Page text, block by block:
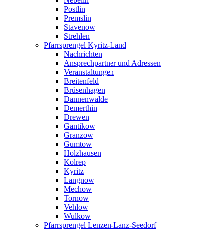
Postlin
Premslin
Stavenow
Strehlen
Pfarrsprengel Kyritz-Land
Nachrichten
Ansprechpartner und Adressen
Veranstaltungen
Breitenfeld
Brüsenhagen
Dannenwalde
Demerthin
Drewen
Gantikow
Granzow
Gumtow
Holzhausen
Kolrep
Kyritz
Langnow
Mechow
Tornow
Vehlow
Wulkow
Pfarrsprengel Lenzen-Lanz-Seedorf